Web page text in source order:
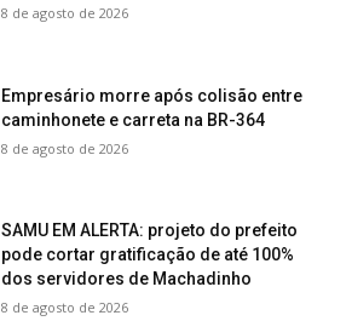
8 de agosto de 2026
Empresário morre após colisão entre
caminhonete e carreta na BR-364
8 de agosto de 2026
SAMU EM ALERTA: projeto do prefeito
pode cortar gratificação de até 100%
dos servidores de Machadinho
8 de agosto de 2026